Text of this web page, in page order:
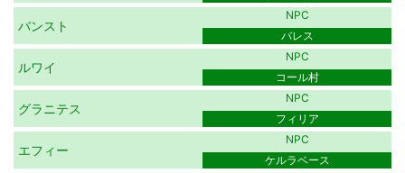
バンスト
NPC
バレス
ルワイ
NPC
コール村
グラニテス
NPC
フィリア
エフィー
NPC
ケルラベース